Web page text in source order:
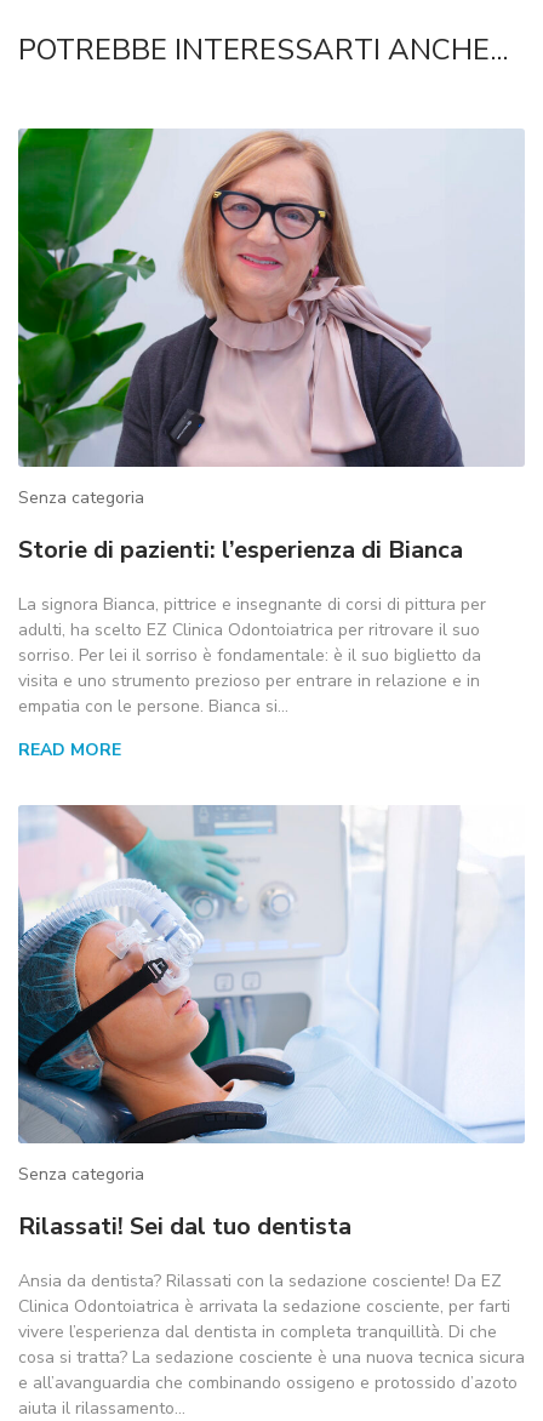
POTREBBE INTERESSARTI ANCHE...
Senza categoria
Storie di pazienti: l’esperienza di Bianca
La signora Bianca, pittrice e insegnante di corsi di pittura per
adulti, ha scelto EZ Clinica Odontoiatrica per ritrovare il suo
sorriso. Per lei il sorriso è fondamentale: è il suo biglietto da
visita e uno strumento prezioso per entrare in relazione e in
empatia con le persone. Bianca si…
READ MORE
Senza categoria
Rilassati! Sei dal tuo dentista
Ansia da dentista? Rilassati con la sedazione cosciente! Da EZ
Clinica Odontoiatrica è arrivata la sedazione cosciente, per farti
vivere l’esperienza dal dentista in completa tranquillità. Di che
cosa si tratta? La sedazione cosciente è una nuova tecnica sicura
e all’avanguardia che combinando ossigeno e protossido d’azoto
aiuta il rilassamento…